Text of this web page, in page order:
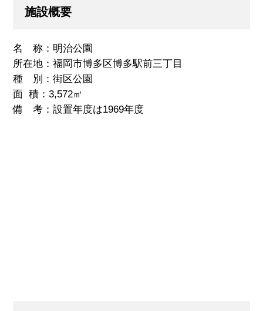
施設概要
名 称：明治公園
所在地：福岡市博多区博多駅前三丁目
種 別：街区公園
面 積：3,572㎡
備 考：設置年度は1969年度